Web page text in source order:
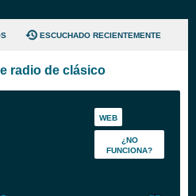
ESCUCHADO RECIENTEMENTE
radio de clásico
WEB
¿NO
FUNCIONA?